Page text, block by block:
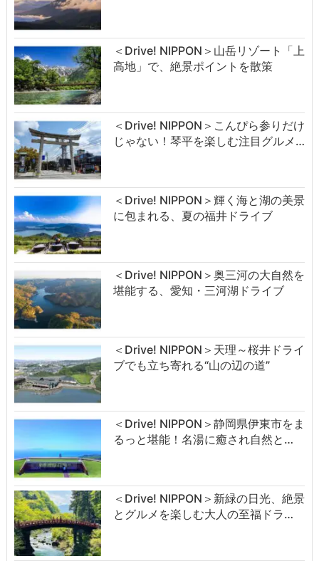
＜Drive! NIPPON＞山岳リゾート「上
高地」で、絶景ポイントを散策
＜Drive! NIPPON＞こんぴら参りだけ
じゃない！琴平を楽しむ注目グルメ…
＜Drive! NIPPON＞輝く海と湖の美景
に包まれる、夏の福井ドライブ
＜Drive! NIPPON＞奥三河の大自然を
堪能する、愛知・三河湖ドライブ
＜Drive! NIPPON＞天理～桜井ドライ
ブでも立ち寄れる“山の辺の道”
＜Drive! NIPPON＞静岡県伊東市をま
るっと堪能！名湯に癒され自然と…
＜Drive! NIPPON＞新緑の日光、絶景
とグルメを楽しむ大人の至福ドラ…